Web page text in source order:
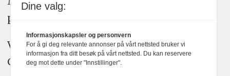
plakatens regler for god presseskikk.
Vi bruker KI-verktøy som ChatGPT,
Claude, og Gemini i journalistikken vår.
Dine valg:
Informasjonskapsler og personvern
For å gi deg relevante annonser på vårt nettsted bruker vi
informasjon fra ditt besøk på vårt nettsted. Du kan reservere
deg mot dette under "Innstillinger".